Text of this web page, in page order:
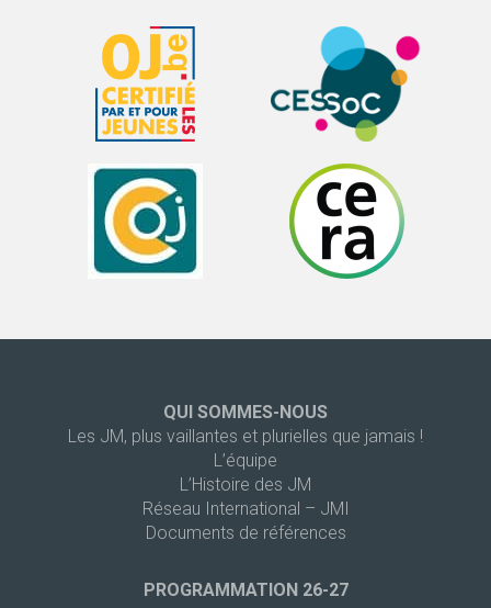
QUI SOMMES-NOUS
Les JM, plus vaillantes et plurielles que jamais !
L’équipe
L’Histoire des JM
Réseau International – JMI
Documents de références
PROGRAMMATION 26-27